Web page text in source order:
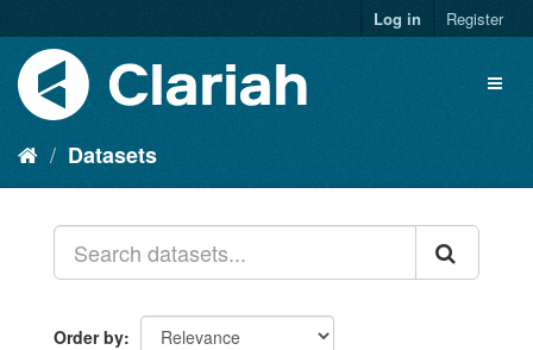
Log in Register
Datasets
Order by